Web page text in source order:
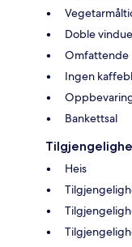
Doble
Omfattende
Ingen
Bankettsal
Heis